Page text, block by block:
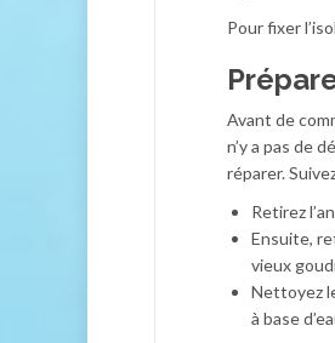
Pour fixer
Avant de
n’y a pas de
réparer.
Retirez
Ensuite,
vieux
Nettoyez
à base